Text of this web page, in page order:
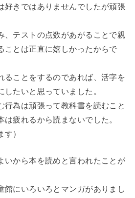
好きではありませんでしたが頑張
、テストの点数があがることで親
ことは正直に嬉しかったからで
ることをするのであれば、活字を
たいと思っていました。
行為は頑張って教科書を読むこと
疲れるから読まないでした。
す）
いから本を読めと言われたことが
館にいろいろとマンガがありまし